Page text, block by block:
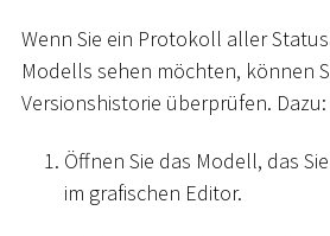
Wenn Sie ein Protokoll aller
Modells sehen möchten, können
Versionshistorie überprüfen. Dazu:
Öffnen Sie das Modell, das
im grafischen Editor.